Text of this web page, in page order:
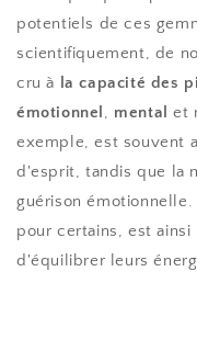
potentiels de ces
scientifiquement, de
cru à la capacité des
émotionnel , mental et
exemple, est souvent
d'esprit, tandis que la
guérison
pour certains, est
d'équilibrer leurs